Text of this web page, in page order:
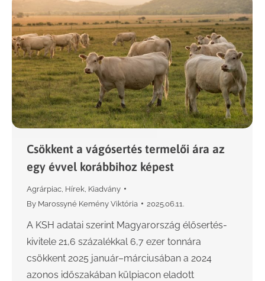
Csökkent a vágósertés termelői ára az
egy évvel korábbihoz képest
Agrárpiac Hírek Kiadvány
By Marossyné Kemény Viktória 2025.06.11.
A KSH adatai szerint Magyarország élősertés-
kivitele 21,6 százalékkal 6,7 ezer tonnára
csökkent 2025 január–márciusában a 2024
azonos időszakában külpiacon eladott